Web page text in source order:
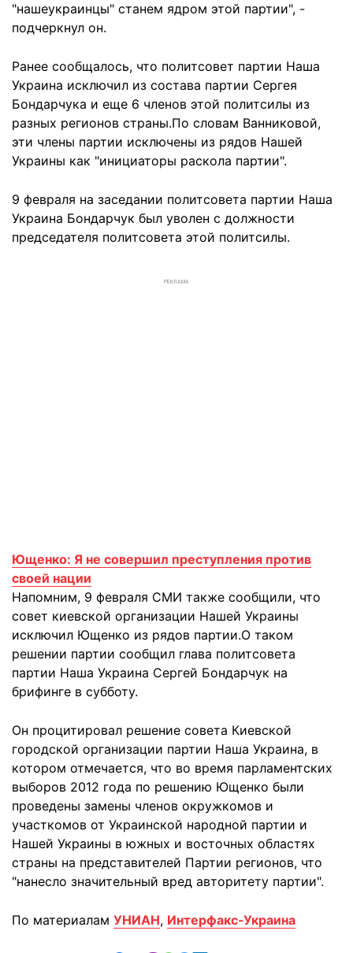
"нашеукраинцы" станем ядром этой партии", -
подчеркнул он.
Ранее сообщалось, что политсовет партии Наша
Украина исключил из состава партии Сергея
Бондарчука и еще 6 членов этой политсилы из
разных регионов страны.По словам Ванниковой,
эти члены партии исключены из рядов Нашей
Украины как "инициаторы раскола партии".
9 февраля на заседании политсовета партии Наша
Украина Бондарчук был уволен с должности
председателя политсовета этой политсилы.
РЕКЛАМА
Ющенко: Я не совершил преступления против
своей нации
Напомним, 9 февраля СМИ также сообщили, что
совет киевской организации Нашей Украины
исключил Ющенко из рядов партии.О таком
решении партии сообщил глава политсовета
партии Наша Украина Сергей Бондарчук на
брифинге в субботу.
Он процитировал решение совета Киевской
городской организации партии Наша Украина, в
котором отмечается, что во время парламентских
выборов 2012 года по решению Ющенко были
проведены замены членов окружкомов и
участкомов от Украинской народной партии и
Нашей Украины в южных и восточных областях
страны на представителей Партии регионов, что
"нанесло значительный вред авторитету партии".
По материалам УНИАН, Интерфакс-Украина